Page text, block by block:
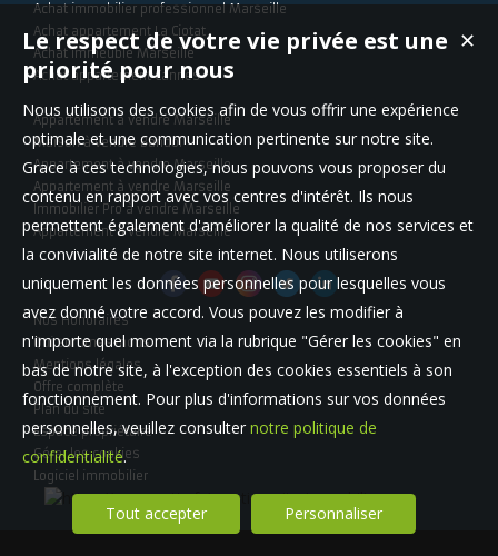
Achat immobilier professionnel Marseille
Achat appartement La Ciotat
Achat immeuble Marseille
Achat appartement Cannes
Appartement à vendre Marseille
Maison à vendre Bandol
Appartement à vendre Marseille
Appartement à vendre Marseille
Immobilier Pro à vendre Marseille
Appartement à vendre Marseille
Nos Honoraires
Qui sommes-nous
Mentions légales
Offre complète
Plan du site
Espace propriétaire
Gérer les cookies
Logiciel immobilier
✕
Le respect de votre vie privée est une
priorité pour nous
Nous utilisons des cookies afin de vous offrir une expérience
optimale et une communication pertinente sur notre site.
Grace à ces technologies, nous pouvons vous proposer du
contenu en rapport avec vos centres d'intérêt. Ils nous
permettent également d'améliorer la qualité de nos services et
la convivialité de notre site internet. Nous utiliserons
uniquement les données personnelles pour lesquelles vous
avez donné votre accord. Vous pouvez les modifier à
n'importe quel moment via la rubrique "Gérer les cookies" en
bas de notre site, à l'exception des cookies essentiels à son
fonctionnement. Pour plus d'informations sur vos données
personnelles, veuillez consulter notre politique de
confidentialité.
Tout accepter Personnaliser